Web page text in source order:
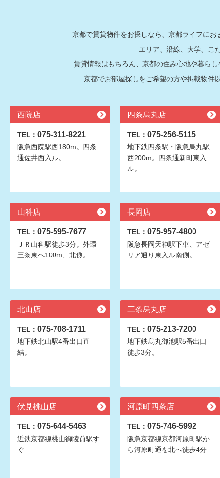
京都で賃貸物件をお探しなら、京都ライフに
エリア、沿線、大学、こ
賃貸情報はもちろん、京都の住み心地や暮ら
京都でお部屋探しをご希望の方や掲載物件
西院店
TEL： 075-311-8221
阪急西院駅西180m。四条
通佐井西入ル。
四条烏丸店
TEL： 075-256-5115
地下鉄四条駅・阪急烏丸駅
西200m。四条通新町東入
ル。
山科店
TEL： 075-595-7677
ＪＲ山科駅徒歩3分。外環
三条東へ100m、北側。
長岡店
TEL： 075-957-4800
阪急長岡天神駅下車、アゼ
リア通り東入ル南側。
北山店
TEL： 075-708-1711
地下鉄北山駅4番出口直
結。
三条烏丸店
TEL： 075-213-7200
地下鉄烏丸御池駅5番出口
徒歩3分。
伏見桃山店
TEL： 075-644-5463
近鉄京都線桃山御陵前駅す
ぐ
河原町四条店
TEL： 075-746-5992
阪急京都線京都河原町駅か
ら河原町通を北へ徒歩4分